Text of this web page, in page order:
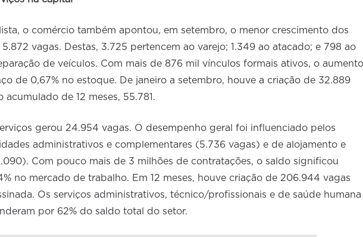
o comércio também apontou, em setembro, o menor crescimento dos
vagas. Destas, 3.725 pertencem ao varejo; 1.349 ao atacado; e 798 ao
de veículos. Com mais de 876 mil vínculos formais ativos, o aumento
de 0,67% no estoque. De janeiro a setembro, houve a criação de 32.889
acumulado de 12 meses, 55.781.
gerou 24.954 vagas. O desempenho geral foi influenciado pelos
administrativos e complementares (5.736 vagas) e de alojamento e
Com pouco mais de 3 milhões de contratações, o saldo significou
no mercado de trabalho. Em 12 meses, houve criação de 206.944 vagas
Os serviços administrativos, técnico/profissionais e de saúde humana
por 62% do saldo total do setor.